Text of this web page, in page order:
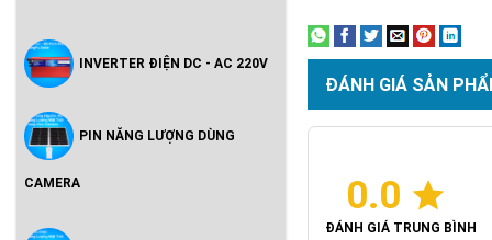
Vườn Cao Cấp Chính Hãng
INVERTER ĐIỆN DC - AC 220V
PIN NĂNG LƯỢNG DÙNG
CAMERA
ĐÁNH GIÁ SẢN
0.0
ĐÁNH GIÁ TRUNG BÌNH